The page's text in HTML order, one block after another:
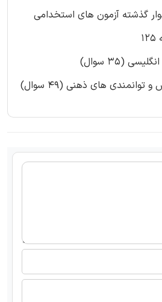
گذشته آزمون های استخدامی